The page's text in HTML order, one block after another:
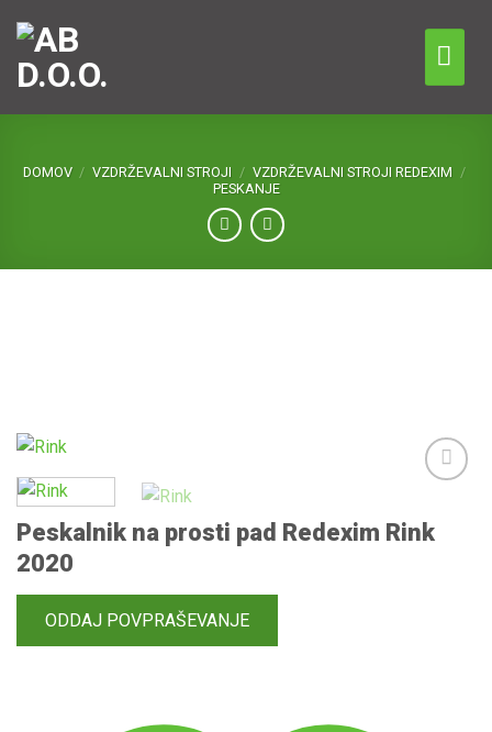
content
DOMOV / VZDRŽEVALNI STROJI / VZDRŽEVALNI STROJI REDEXIM /
PESKANJE
Peskalnik na prosti pad Redexim Rink
2020
ODDAJ POVPRAŠEVANJE